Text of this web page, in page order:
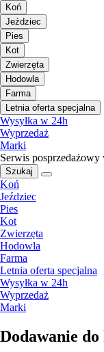
Koń
Jeździec
Pies
Kot
Zwierzęta
Hodowla
Farma
Letnia oferta specjalna
Wysyłka w 24h
Wyprzedaż
Marki
Serwis posprzedażowy
Szukaj
Koń
Jeździec
Pies
Kot
Zwierzęta
Hodowla
Farma
Letnia oferta specjalna
Wysyłka w 24h
Wyprzedaż
Marki
Dodawanie do